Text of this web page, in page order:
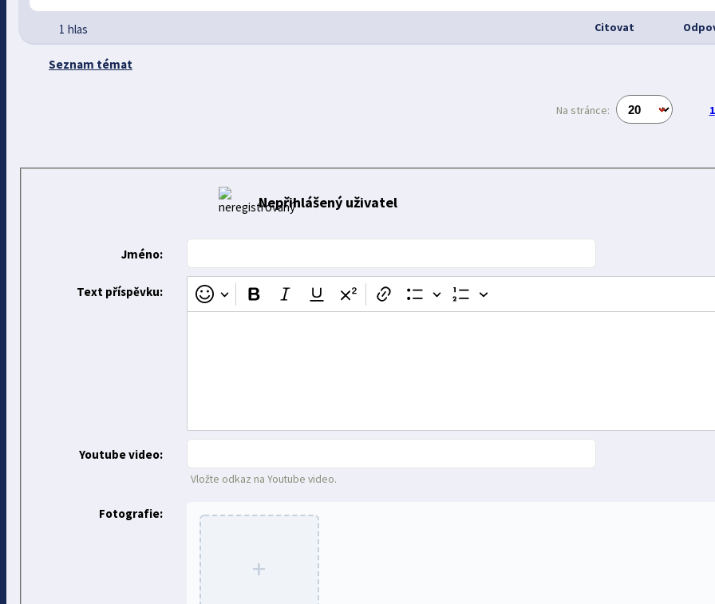
1 hlas Citovat
Seznam témat
Na stránce: 1
Nepřihlášený uživatel
Jméno:
Text příspěvku:
Youtube video:
Vložte odkaz na Youtube video.
Fotografie:
+